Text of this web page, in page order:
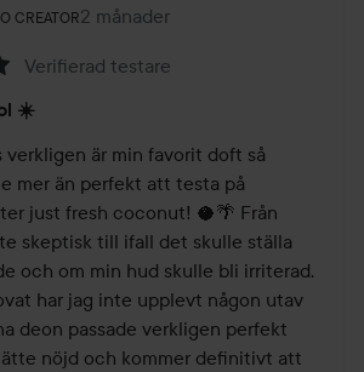
CREATORroll: Lyko Creator.
2 månader
Inlägget skapades 2 månader
Verifierad testare
☀️
verkligen är min favorit doft så
mer än perfekt att testa på
just fresh coconut! 🥥🌴 Från
skeptisk till ifall det skulle ställa
och om min hud skulle bli irriterad.
har jag inte upplevt någon utav
deon passade verkligen perfekt
nöjd och kommer definitivt att